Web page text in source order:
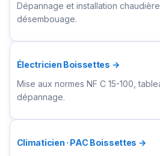
Dépannage et installation
désembouage.
Électricien Boissettes →
Mise aux normes NF C 15-100,
dépannage.
Climaticien · PAC Boissettes →